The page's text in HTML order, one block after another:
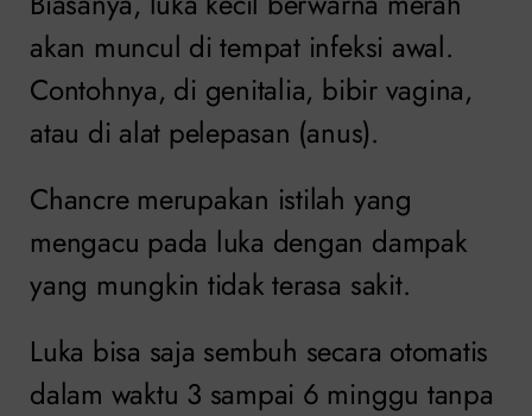
akan muncul di tempat infeksi awal.
Contohnya, di genitalia, bibir vagina,
atau di alat pelepasan (anus).
Chancre merupakan istilah yang
mengacu pada luka dengan dampak
yang mungkin tidak terasa sakit.
Luka bisa saja sembuh secara otomatis
dalam waktu 3 sampai 6 minggu tanpa